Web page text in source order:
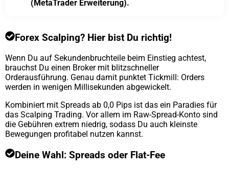
(MetaTrader Erweiterung).
Forex Scalping? Hier bist Du richtig!
Wenn Du auf Sekundenbruchteile beim Einstieg achtest,
brauchst Du einen Broker mit blitzschneller
Orderausführung. Genau damit punktet Tickmill: Orders
werden in wenigen Millisekunden abgewickelt.
Kombiniert mit Spreads ab 0,0 Pips ist das ein Paradies für
das Scalping Trading. Vor allem im Raw-Spread-Konto sind
die Gebühren extrem niedrig, sodass Du auch kleinste
Bewegungen profitabel nutzen kannst.
Deine Wahl: Spreads oder Flat-Fee